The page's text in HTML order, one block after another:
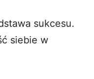
sukcesu.
siebie w